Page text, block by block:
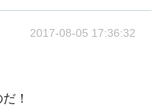
2017-08-05 17:36:32
！